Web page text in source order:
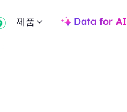
제품 Data for AI